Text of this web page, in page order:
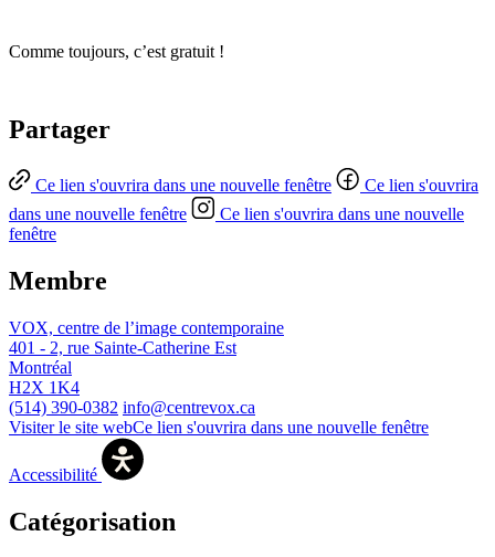
Comme toujours, c’est gratuit !
Partager
Ce lien s'ouvrira dans une nouvelle fenêtre
Ce lien s'ouvrira
dans une nouvelle fenêtre
Ce lien s'ouvrira dans une nouvelle
fenêtre
Membre
VOX, centre de l’image contemporaine
401 - 2, rue Sainte-Catherine Est
Montréal
H2X 1K4
(514) 390-0382 info@centrevox.ca
Visiter le site webCe lien s'ouvrira dans une nouvelle fenêtre
Accessibilité
Catégorisation